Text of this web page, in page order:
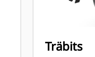
Träbits